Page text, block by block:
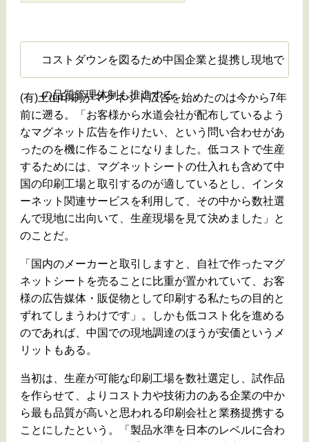
コストダウンを図るため中国企業と提携し現地で
の品質管理体制も推進する
(有)土山印刷がマグネット広告を始めたのは今から7年
前に遡る。「お客様から水道会社が配布しているよう
なマグネット広告を作りたい、という問い合わせがあ
ったのを機に作ることになりました。低コストで生産
するためには、マグネットシートの仕入れも含めて中
国の印刷工場と取引するのが適しているとし、インタ
ーネット関連サービスを利用して、その中から数社選
んで現地に出向いて、生産現場を見て決めました」と
のことだ。
「国内のメーカーと取引しますと、自社で作ったマグ
ネットシートを売ることに比重が置かれていて、お客
様の広告媒体・販促物として印刷する私たちの目的と
ずれてしまうわけです」。しかも低コスト化を進める
のであれば、中国での現地調達のほうが安価というメ
リットもある。
当初は、生産が可能な印刷工場を数社選定し、試作品
を作らせて、よりコスト力や技術力のある企業の中か
ら最も品質が高いと思われる印刷会社と業務提携する
ことにしたという。「製品水準を日本のレベルに合わ